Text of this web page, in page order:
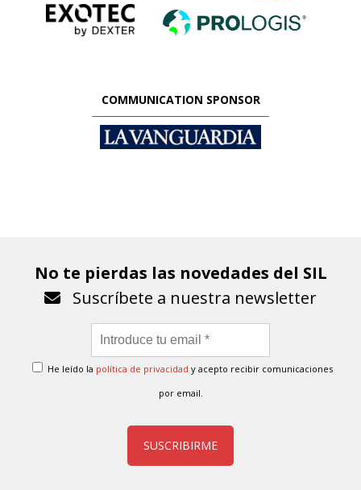
COMMUNICATION SPONSOR
No te pierdas las novedades del SIL
Suscríbete a nuestra newsletter
He leído la política de privacidad y acepto recibir comunicaciones
por email.
SUSCRIBIRME